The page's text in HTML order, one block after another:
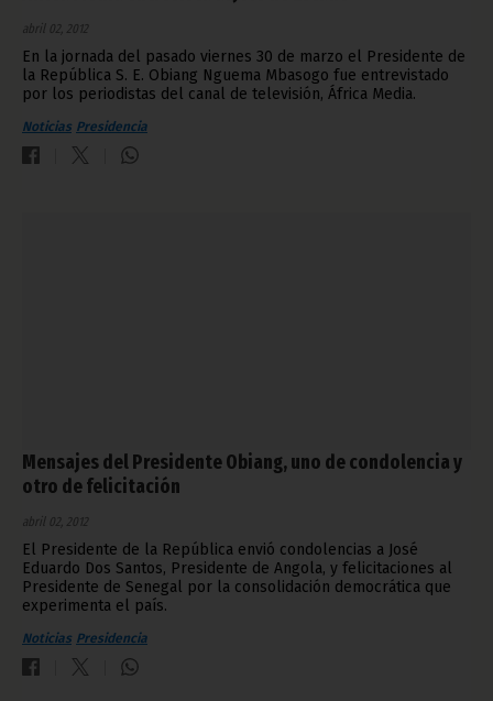
abril 02, 2012
En la jornada del pasado viernes 30 de marzo el Presidente de
la República S. E. Obiang Nguema Mbasogo fue entrevistado
por los periodistas del canal de televisión, África Media.
Noticias Presidencia
Mensajes del Presidente Obiang, uno de condolencia y
otro de felicitación
abril 02, 2012
El Presidente de la República envió condolencias a José
Eduardo Dos Santos, Presidente de Angola, y felicitaciones al
Presidente de Senegal por la consolidación democrática que
experimenta el país.
Noticias Presidencia